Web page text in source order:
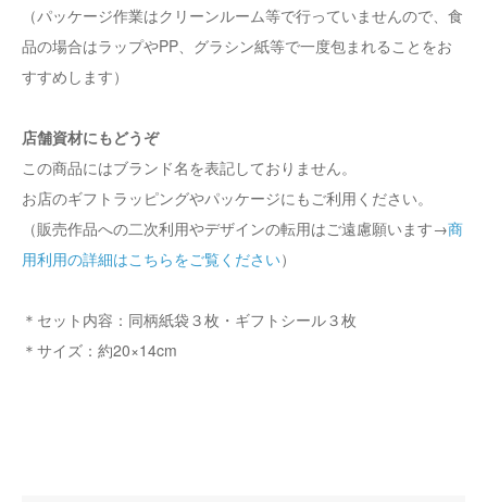
（パッケージ作業はクリーンルーム等で行っていませんので、食
品の場合はラップやPP、グラシン紙等で一度包まれることをお
すすめします）
店舗資材にもどうぞ
この商品にはブランド名を表記しておりません。
お店のギフトラッピングやパッケージにもご利用ください。
（販売作品への二次利用やデザインの転用はご遠慮願います→商
用利用の詳細はこちらをご覧ください）
＊セット内容：同柄紙袋３枚・ギフトシール３枚
＊サイズ：約20×14cm